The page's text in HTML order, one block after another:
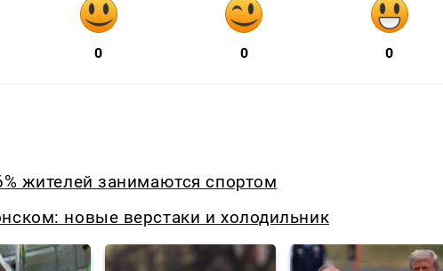
0 0 0
жителей занимаются спортом
новые верстаки и холодильник